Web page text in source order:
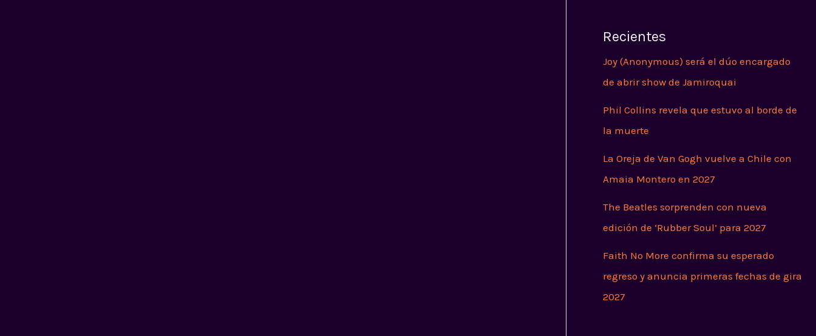
Recientes
Joy (Anonymous) será el dúo encargado
de abrir show de Jamiroquai
Phil Collins revela que estuvo al borde de
la muerte
La Oreja de Van Gogh vuelve a Chile con
Amaia Montero en 2027
The Beatles sorprenden con nueva
edición de ‘Rubber Soul’ para 2027
Faith No More confirma su esperado
regreso y anuncia primeras fechas de gira
2027